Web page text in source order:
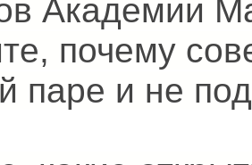
Академии
почему
паре и не